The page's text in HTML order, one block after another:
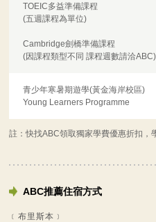
TOEIC多益準備課程
(五週課程為單位)
Cambridge劍橋準備課程
(因課程類型不同 課程週數請洽ABC)
青少年寒暑期遊學(黃金海岸校區)
Young Learners Programme
註：快找ABC領取獨家學費優惠折扣，
ABC推薦住宿方式
﹝布里斯本﹞